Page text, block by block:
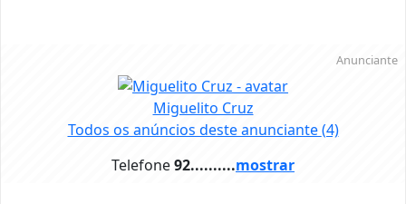
Telefone92..........mostrar
Anunciante
Miguelito Cruz
Todos os anúncios deste anunciante(4)